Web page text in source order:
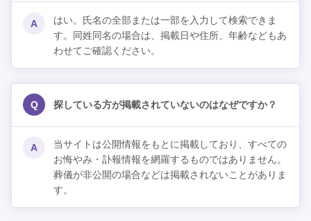
A
はい。氏名の全部または一部を入力して検索できま
す。同姓同名の場合は、掲載日や住所、年齢などもあ
わせてご確認ください。
Q 探している方が掲載されていないのはなぜですか？
A
当サイトは公開情報をもとに掲載しており、すべての
お悔やみ・訃報情報を網羅するものではありません。
葬儀が非公開の場合などは掲載されないことがありま
す。